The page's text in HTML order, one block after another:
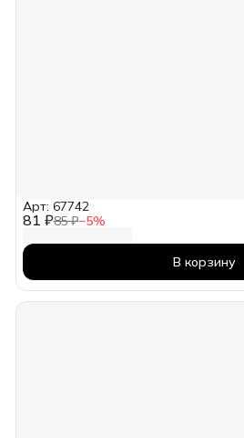
81 ₽85 ₽−5%
Арт: 67742
В корзину